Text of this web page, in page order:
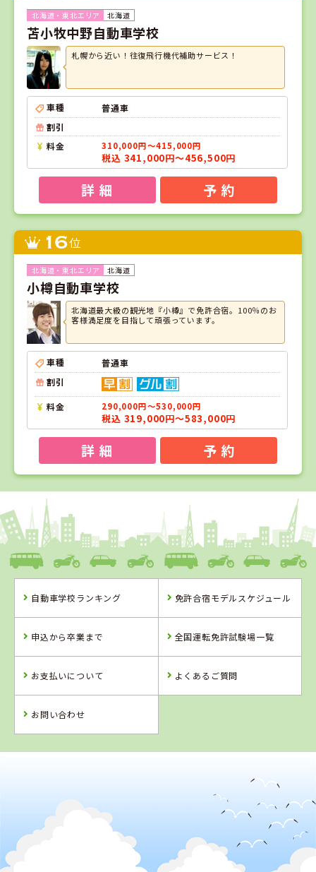
北海道
苫小牧中野自動車学校
札幌から近い！往復飛行機代補助サービス！
車種
普通車
割引
料金
310,000円～415,000円
税込 341,000円～456,500円
詳 細 予 約
16位
北海道
小樽自動車学校
北海道最大級の観光地『小樽』で免許合宿。100％のお
客様満足度を目指して頑張っています。
車種
普通車
割引
料金 290,000円～530,000円
税込 319,000円～583,000円
詳 細 予 約
1
福島県
タイヘイドライバーズスクール
詳 細 予 約
バーズスクール
予 約
グスクール
車学校
福島県
富久山自動車学
自動車学校ランキング 免許合宿モデルスケジュール
申込から卒業まで 全国運転免許試験場一覧
お支払いについて よくあるご質問
お問い合わせ